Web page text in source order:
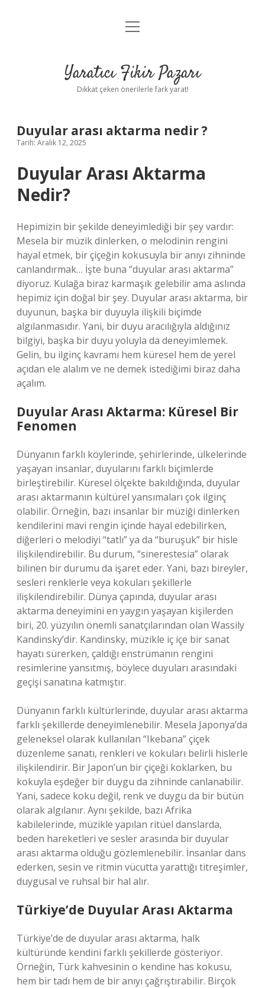
Anasayfa
Yasal Uyarı
menüyü
Yaratıcı Fikir Pazarı
Dikkat çeken önerilerle fark yarat!
Duyular arası aktarma nedir ?
Tarih: Aralık 12, 2025
Duyular Arası Aktarma
Nedir?
Hepimizin bir şekilde deneyimlediği bir şey vardır:
Mesela bir müzik dinlerken, o melodinin rengini
hayal etmek, bir çiçeğin kokusuyla bir anıyı zihninde
canlandırmak… İşte buna “duyular arası aktarma”
diyoruz. Kulağa biraz karmaşık gelebilir ama aslında
hepimiz için doğal bir şey. Duyular arası aktarma, bir
duyunun, başka bir duyuyla ilişkili biçimde
algılanmasıdır. Yani, bir duyu aracılığıyla aldığınız
bilgiyi, başka bir duyu yoluyla da deneyimlemek.
Gelin, bu ilginç kavramı hem küresel hem de yerel
açıdan ele alalım ve ne demek istediğimi biraz daha
açalım.
Duyular Arası Aktarma: Küresel Bir
Fenomen
Dünyanın farklı köylerinde, şehirlerinde, ülkelerinde
yaşayan insanlar, duyularını farklı biçimlerde
birleştirebilir. Küresel ölçekte bakıldığında, duyular
arası aktarmanın kültürel yansımaları çok ilginç
olabilir. Örneğin, bazı insanlar bir müziği dinlerken
kendilerini mavi rengin içinde hayal edebilirken,
diğerleri o melodiyi “tatlı” ya da “buruşuk” bir hisle
ilişkilendirebilir. Bu durum, “sinerestesia” olarak
bilinen bir durumu da işaret eder. Yani, bazı bireyler,
sesleri renklerle veya kokuları şekillerle
ilişkilendirebilir. Dünya çapında, duyular arası
aktarma deneyimini en yaygın yaşayan kişilerden
biri, 20. yüzyılın önemli sanatçılarından olan Wassily
Kandinsky’dir. Kandinsky, müzikle iç içe bir sanat
hayatı sürerken, çaldığı enstrümanın rengini
resimlerine yansıtmış, böylece duyuları arasındaki
geçişi sanatına katmıştır.
Dünyanın farklı kültürlerinde, duyular arası aktarma
farklı şekillerde deneyimlenebilir. Mesela Japonya’da
geleneksel olarak kullanılan “Ikebana” çiçek
düzenleme sanatı, renkleri ve kokuları belirli hislerle
ilişkilendirir. Bir Japon’un bir çiçeği koklarken, bu
kokuyla eşdeğer bir duygu da zihninde canlanabilir.
Yani, sadece koku değil, renk ve duygu da bir bütün
olarak algılanır. Aynı şekilde, bazı Afrika
kabilelerinde, müzikle yapılan ritüel danslarda,
beden hareketleri ve sesler arasında bir duyular
arası aktarma olduğu gözlemlenebilir. İnsanlar dans
ederken, sesin ve ritmin vücutta yarattığı titreşimler,
duygusal ve ruhsal bir hal alır.
Türkiye’de Duyular Arası Aktarma
Türkiye’de de duyular arası aktarma, halk
kültüründe kendini farklı şekillerde gösteriyor.
Örneğin, Türk kahvesinin o kendine has kokusu,
hem bir tadı hem de bir anıyı çağrıştırabilir. Birçok